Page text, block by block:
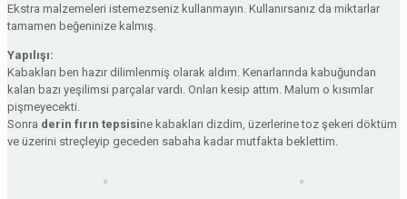
Ekstra malzemeleri istemezseniz kullanmayın. Kullanırsanız da miktarlar
tamamen beğeninize kalmış.
Yapılışı:
Kabakları ben hazır dilimlenmiş olarak aldım. Kenarlarında kabuğundan
kalan bazı yeşilimsi parçalar vardı. Onları kesip attım. Malum o kısımlar
pişmeyecekti.
Sonra derin fırın tepsisine kabakları dizdim, üzerlerine toz şekeri döktüm
ve üzerini streçleyip geceden sabaha kadar mutfakta beklettim.